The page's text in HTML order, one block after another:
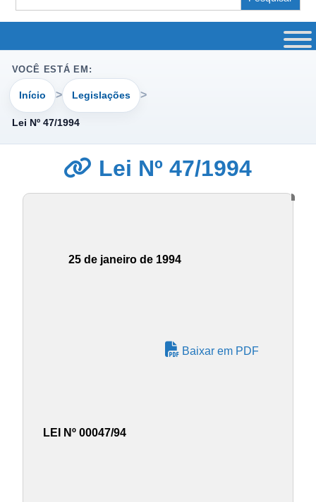
for:
VOCÊ ESTÁ EM:
Início Legislações
Lei Nº 47/1994
Lei Nº 47/1994
25 de janeiro de 1994
Baixar em PDF
LEI Nº 00047/94